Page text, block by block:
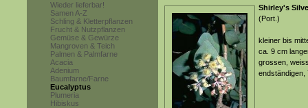
Wieder lieferbar!
Samen A-Z
Schling & Kletterpflanzen
Frucht & Nutzpflanzen
Gemüse & Gewürze
Mangroven & Teich
Palmen & Palmfarne
Acacia
Adenium
Baumfarne/Farne
Eucalyptus
Plumeria
Hibiskus
Shirley's
(Port.)
kleiner bis
ca. 9 cm
grossen,
endständigen,